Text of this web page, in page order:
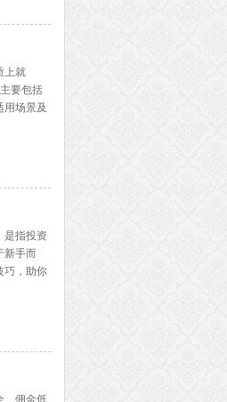
上就
要包括
用场景及
务。融
是指投资
新手而
巧，助你
2倍杠
、佣金低